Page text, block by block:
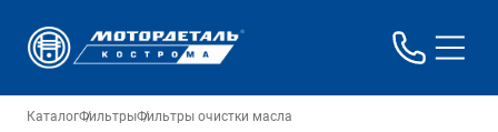
КаталогФильтрыФильтры очистки масла